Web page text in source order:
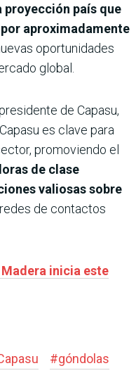
proyección país que
aproximadamente
oportunidades
global.
de Capasu,
es clave para
promoviendo el
de clase
valiosas sobre
de contactos
Madera inicia este
#góndolas